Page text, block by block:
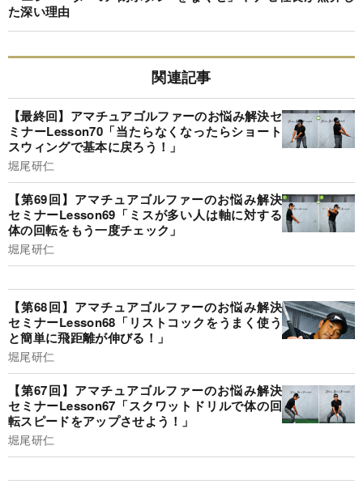
た深い理由
関連記事
【最終回】アマチュアゴルファーのお悩み解決セ
ミナーLesson70「当たらなくなったらショート
スウィングで基本に戻ろう！」
堀尾研仁
【第69回】アマチュアゴルファーのお悩み解決
セミナーLesson69「ミスが多い人は軸に対する
体の回転をもう一度チェック」
堀尾研仁
【第68回】アマチュアゴルファーのお悩み解決
セミナーLesson68「リストコックをうまく使う
と簡単に飛距離が伸びる！」
堀尾研仁
【第67回】アマチュアゴルファーのお悩み解決
セミナーLesson67「スクワットドリルで体の回
転スピードをアップさせよう！」
堀尾研仁